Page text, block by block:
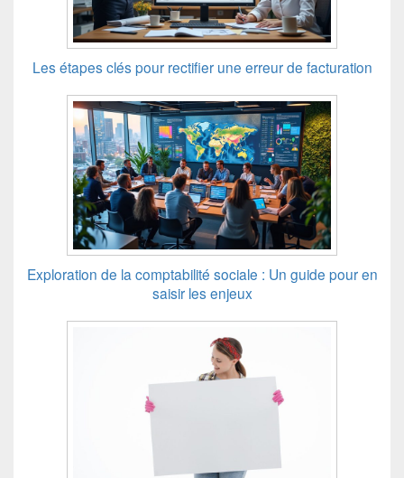
Les étapes clés pour rectifier une erreur de facturation
Exploration de la comptabilité sociale : Un guide pour en
saisir les enjeux